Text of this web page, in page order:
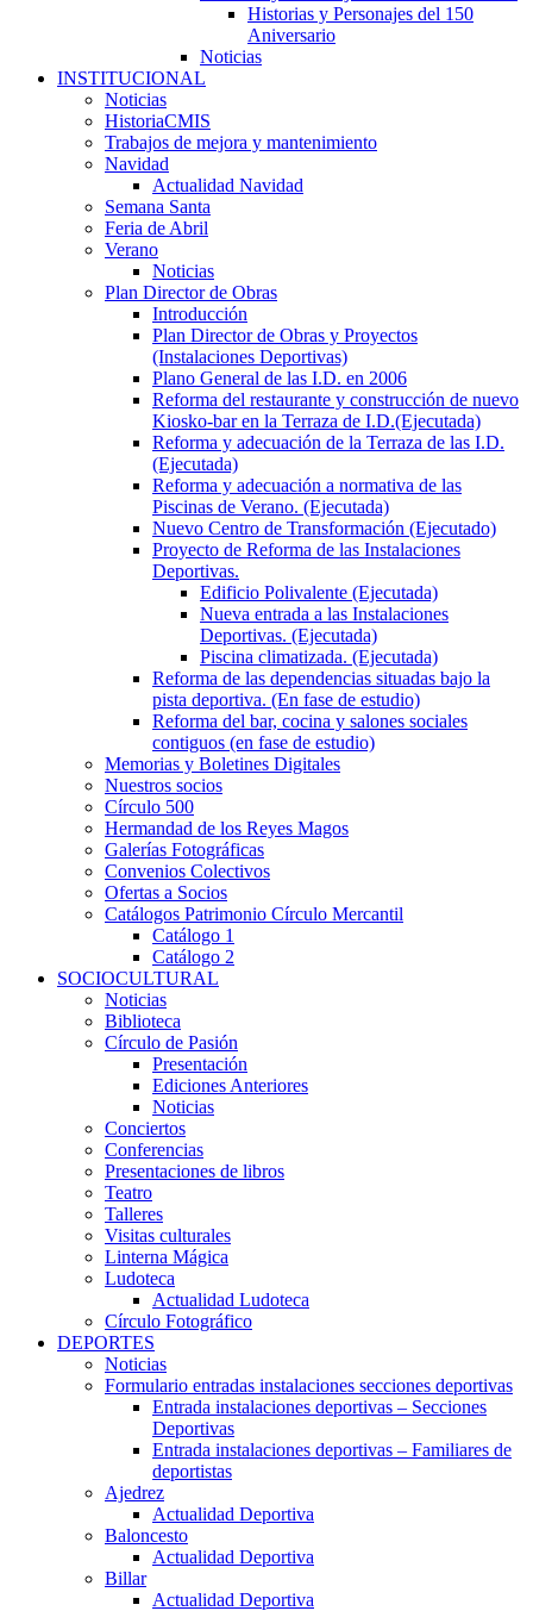
Historias y Personajes del 150
Aniversario
Noticias
INSTITUCIONAL
Noticias
HistoriaCMIS
Trabajos de mejora y mantenimiento
Navidad
Actualidad Navidad
Semana Santa
Feria de Abril
Verano
Noticias
Plan Director de Obras
Introducción
Plan Director de Obras y Proyectos
(Instalaciones Deportivas)
Plano General de las I.D. en 2006
Reforma del restaurante y construcción de nuevo
Kiosko-bar en la Terraza de I.D.(Ejecutada)
Reforma y adecuación de la Terraza de las I.D.
(Ejecutada)
Reforma y adecuación a normativa de las
Piscinas de Verano. (Ejecutada)
Nuevo Centro de Transformación (Ejecutado)
Proyecto de Reforma de las Instalaciones
Deportivas.
Edificio Polivalente (Ejecutada)
Nueva entrada a las Instalaciones
Deportivas. (Ejecutada)
Piscina climatizada. (Ejecutada)
Reforma de las dependencias situadas bajo la
pista deportiva. (En fase de estudio)
Reforma del bar, cocina y salones sociales
contiguos (en fase de estudio)
Memorias y Boletines Digitales
Nuestros socios
Círculo 500
Hermandad de los Reyes Magos
Galerías Fotográficas
Convenios Colectivos
Ofertas a Socios
Catálogos Patrimonio Círculo Mercantil
Catálogo 1
Catálogo 2
SOCIOCULTURAL
Noticias
Biblioteca
Círculo de Pasión
Presentación
Ediciones Anteriores
Noticias
Conciertos
Conferencias
Presentaciones de libros
Teatro
Talleres
Visitas culturales
Linterna Mágica
Ludoteca
Actualidad Ludoteca
Círculo Fotográfico
DEPORTES
Noticias
Formulario entradas instalaciones secciones deportivas
Entrada instalaciones deportivas – Secciones
Deportivas
Entrada instalaciones deportivas – Familiares de
deportistas
Ajedrez
Actualidad Deportiva
Baloncesto
Actualidad Deportiva
Billar
Actualidad Deportiva